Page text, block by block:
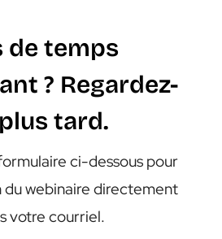
de temps
? Regardez-
tard.
ci-dessous pour
du webinaire directement
votre courriel.